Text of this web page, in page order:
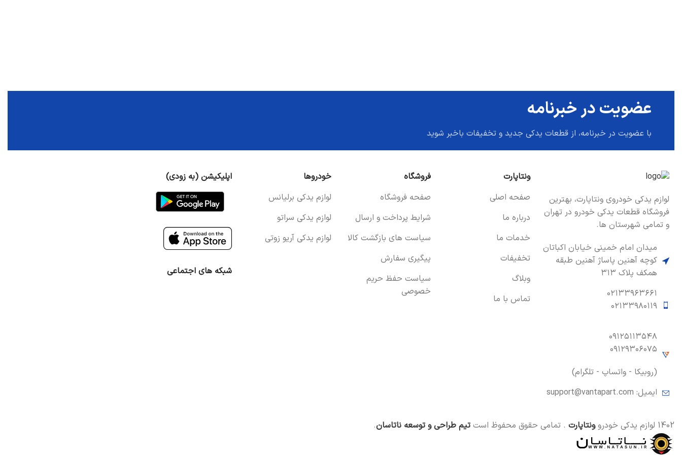
عضویت در خبرنامه
با عضویت در خبرنامه، از قطعات یدکی جدید و تخفیفات باخبر شوید
لوازم یدکی خودروی ونتاپارت، بهترین
فروشگاه قطعات یدکی خودرو در تهران
و تمامی شهرستان ها.
میدان امام خمینی خیابان اکباتان
کوچه آهنین پاساژ آهنین طبقه
همکف پلاک ۳۱۳
۰۲۱۳۳۹۶۳۶۶۱
۰۲۱۳۳۹۸۰۱۱۹
۰۹۱۲۵۱۱۳۵۴۸
۰۹۱۲۹۳۰۶۰۷۵
(روبیکا - واتساپ - تلگرام)
ایمیل: support@vantapart.com
ونتاپارت
صفحه اصلی
درباره ما
خدمات ما
تخفیفات
وبلاگ
تماس با ما
فروشگاه
صفحه فروشگاه
شرایط پرداخت و ارسال
سیاست های بازگشت کالا
پیگیری سفارش
سیاست حفظ حریم
خصوصی
خودروها
لوازم یدکی برلیانس
لوازم یدکی سراتو
لوازم یدکی آریو زوتی
اپلیکیشن (به زودی)
شبکه های اجتماعی
1402 لوازم یدکی خودرو ونتاپارت . تمامی حقوق محفوظ استتیم طراحی و توسعه ناتاسان.